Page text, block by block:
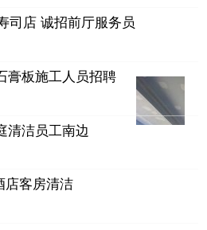
司店 诚招前厅服务员
膏板施工人员招聘
清洁员工南边
店客房清洁